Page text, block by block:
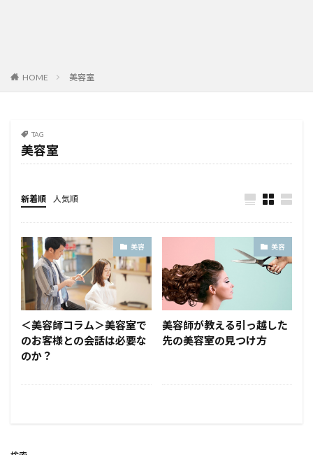
HOME 美容室
TAG
美容室
新着順 人気順
美容
＜美容師コラム＞美容室で
のお客様との会話は必要な
のか？
美容
美容師が教える引っ越した
先の美容室の見つけ方